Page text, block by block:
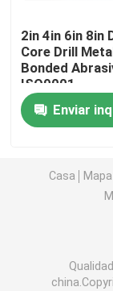
Inserções da
Abrasivos de
Abrasivos
Abrasivos
2in 4in 6in 8in
Core Drill
Bonded
ISO9001
Enviar
Casa